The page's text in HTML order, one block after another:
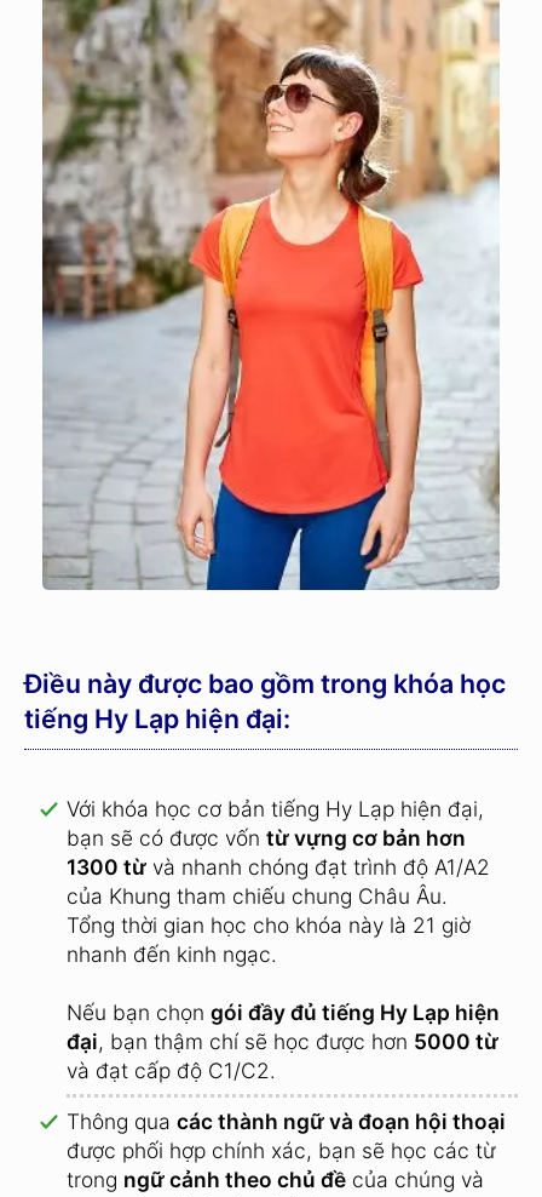
Điều này được bao gồm trong khóa học
tiếng Hy Lạp hiện đại:
Với khóa học cơ bản tiếng Hy Lạp hiện đại,
bạn sẽ có được vốn từ vựng cơ bản hơn
1300 từ và nhanh chóng đạt trình độ A1/A2
của Khung tham chiếu chung Châu Âu.
Tổng thời gian học cho khóa này là 21 giờ
nhanh đến kinh ngạc.
Nếu bạn chọn gói đầy đủ tiếng Hy Lạp hiện
đại, bạn thậm chí sẽ học được hơn 5000 từ
và đạt cấp độ C1/C2.
Thông qua các thành ngữ và đoạn hội thoại
được phối hợp chính xác, bạn sẽ học các từ
trong ngữ cảnh theo chủ đề của chúng và